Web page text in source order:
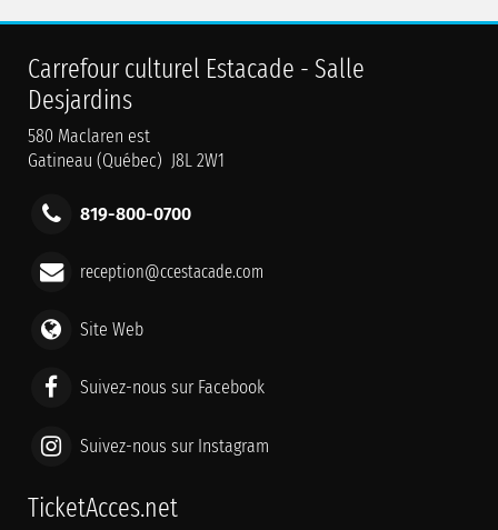
Carrefour culturel Estacade - Salle
Desjardins
580 Maclaren est
Gatineau (Québec) J8L 2W1
819-800-0700
reception@ccestacade.com
Site Web
Suivez-nous sur Facebook
Suivez-nous sur Instagram
TicketAcces.net